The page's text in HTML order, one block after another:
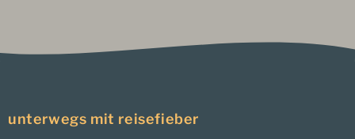
unterwegs mit reisefieber